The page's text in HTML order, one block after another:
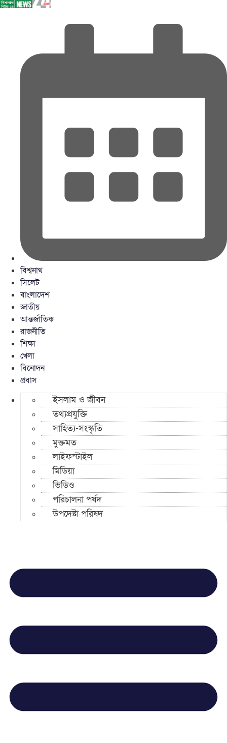
বিশ্বনাথ
সিলেট
বাংলাদেশ
জাতীয়
আন্তর্জাতিক
রাজনীতি
শিক্ষা
খেলা
বিনোদন
প্রবাস
ইসলাম ও জীবন
তথ্যপ্রযুক্তি
সাহিত্য-সংস্কৃতি
মুক্তমত
লাইফস্টাইল
মিডিয়া
ভিডিও
পরিচালনা পর্ষদ
উপদেষ্টা পরিষদ